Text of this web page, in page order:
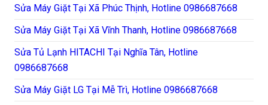
Sửa Máy Giặt Tại Xã Phúc Thịnh, Hotline 0986687668
Sửa Máy Giặt Tại Xã Vĩnh Thanh, Hotline 0986687668
Sửa Tủ Lạnh HITACHI Tại Nghĩa Tân, Hotline
0986687668
Sửa Máy Giặt LG Tại Mễ Trì, Hotline 0986687668